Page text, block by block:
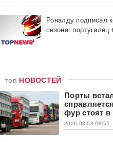
Роналду подписал
сезона:
топ НОВОСТЕЙ
Порты
фур стоят
2026-08-08 08:51